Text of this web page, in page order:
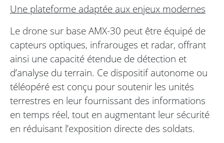
Une plateforme adaptée aux enjeux modernes
Le drone sur base AMX-30 peut être équipé de
capteurs optiques, infrarouges et radar, offrant
ainsi une capacité étendue de détection et
d’analyse du terrain. Ce dispositif autonome ou
téléopéré est conçu pour soutenir les unités
terrestres en leur fournissant des informations
en temps réel, tout en augmentant leur sécurité
en réduisant l’exposition directe des soldats.